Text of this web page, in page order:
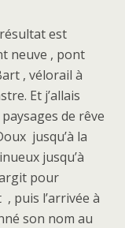
est
neuve , pont
, vélorail à
Et j’allais
de rêve
jusqu’à la
jusqu’à
pour
puis l’arrivée à
son nom au